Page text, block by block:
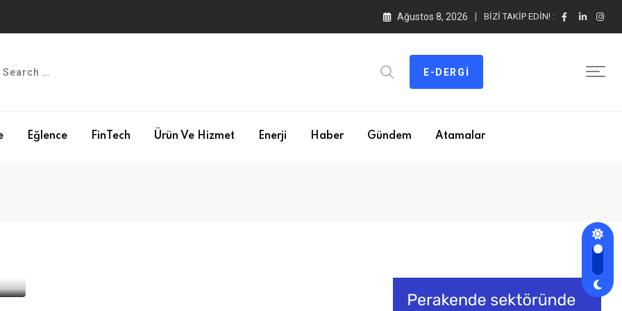
Ağustos 8, 2026 BIZI TAKIP EDIN! :
E-DERGI
Eğlence FinTech Ürün Ve Hizmet Enerji Haber Gündem Atamalar